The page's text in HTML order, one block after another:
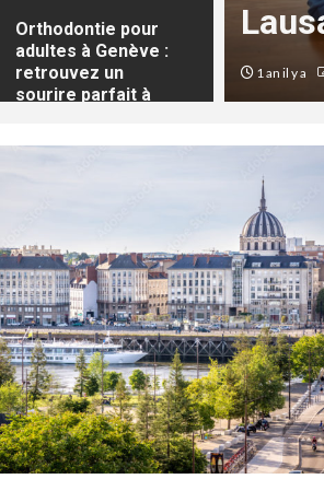
Orthodontie pour
adultes à Genève :
retrouvez un
sourire parfait à
Les avantages d’un
investissement
immobilier en
France pour les
expatriés
Comment choisir sa
crèche à Lausanne?
1 an il y a